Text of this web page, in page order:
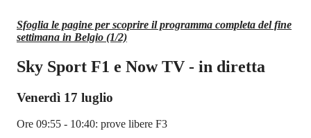
Sfoglia le pagine per scoprire il programma completa del fine
settimana in Belgio (1/2)
Sky Sport F1 e Now TV - in diretta
Venerdì 17 luglio
Ore 09:55 - 10:40: prove libere F3